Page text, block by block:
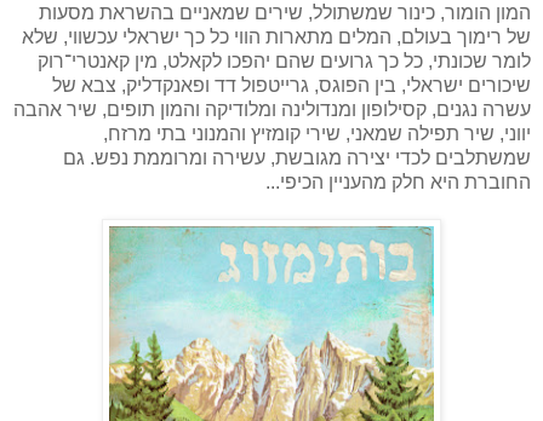
המון הומור, כינור שמשתולל, שירים שמאניים בהשראת מסעות
של רימוך בעולם, המלים מתארות הווי כל כך ישראלי עכשווי, שלא
לומר שכונתי, כל כך גרועים שהם יהפכו לקאלט, מין קאנטרי־רוק
שיכורים ישראלי, בין הפוגס, גרייטפול דד ופאנקדליק, צבא של
עשרה נגנים, קסילופון ומנדולינה ומלודיקה והמון תופים, שיר אהבה
יווני, שיר תפילה שמאני, שירי קומזיץ והמנוני בתי מרזח,
שמשתלבים לכדי יצירה מגובשת, עשירה ומרוממת נפש. גם
החוברת היא חלק מהעניין הכיפי...